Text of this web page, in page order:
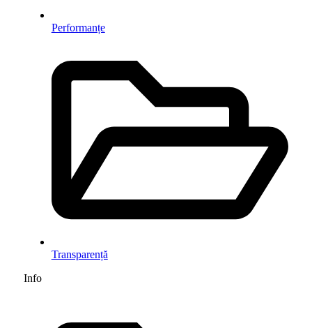
Performanțe
Transparență
Info